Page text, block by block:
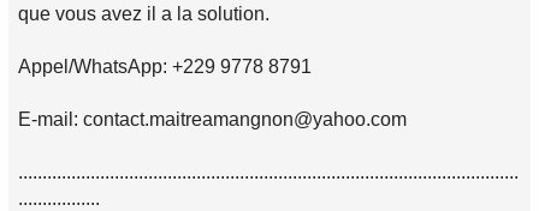
que vous avez il a la solution.
Appel/WhatsApp: +229 9778 8791
E-mail: contact.maitreamangnon@yahoo.com
........................................................................................................
.................